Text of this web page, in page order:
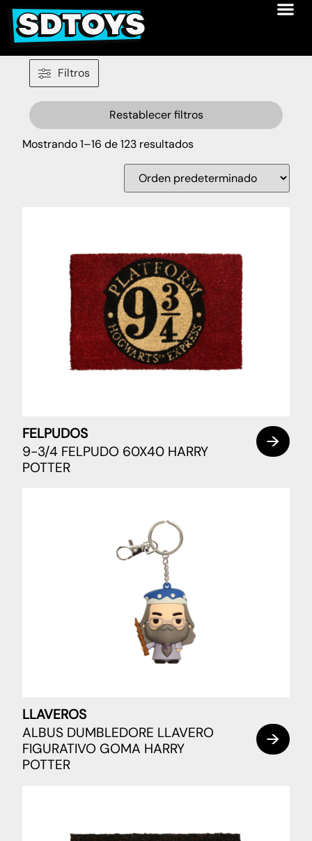
Filtros
Restablecer filtros
Mostrando 1–16 de 123 resultados
FELPUDOS
9-3/4 FELPUDO 60X40 HARRY
POTTER
LLAVEROS
ALBUS DUMBLEDORE LLAVERO
FIGURATIVO GOMA HARRY
POTTER